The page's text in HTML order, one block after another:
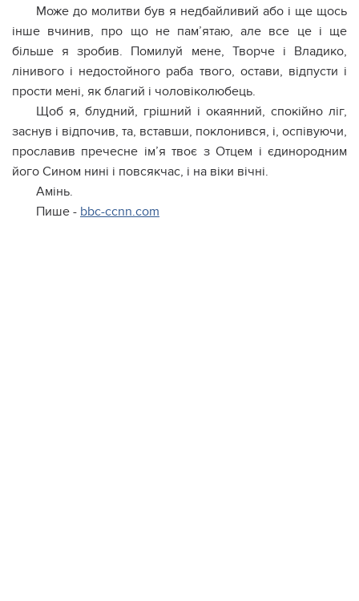
Може до молитви був я недбайливий або і ще щось
інше вчинив, про що не пам’ятаю, але все це і ще
більше я зробив. Помилуй мене, Творче і Владико,
лінивого і недостойного раба твого, остави, відпусти і
прости мені, як благий і чоловіколюбець.
Щоб я, блудний, грішний і окаянний, спокійно ліг,
заснув і відпочив, та, вставши, поклонився, і, оспівуючи,
прославив пречесне ім’я твоє з Отцем і єдинородним
його Сином нині і повсякчас, і на віки вічні.
Амінь.
Пише - bbc-ccnn.com